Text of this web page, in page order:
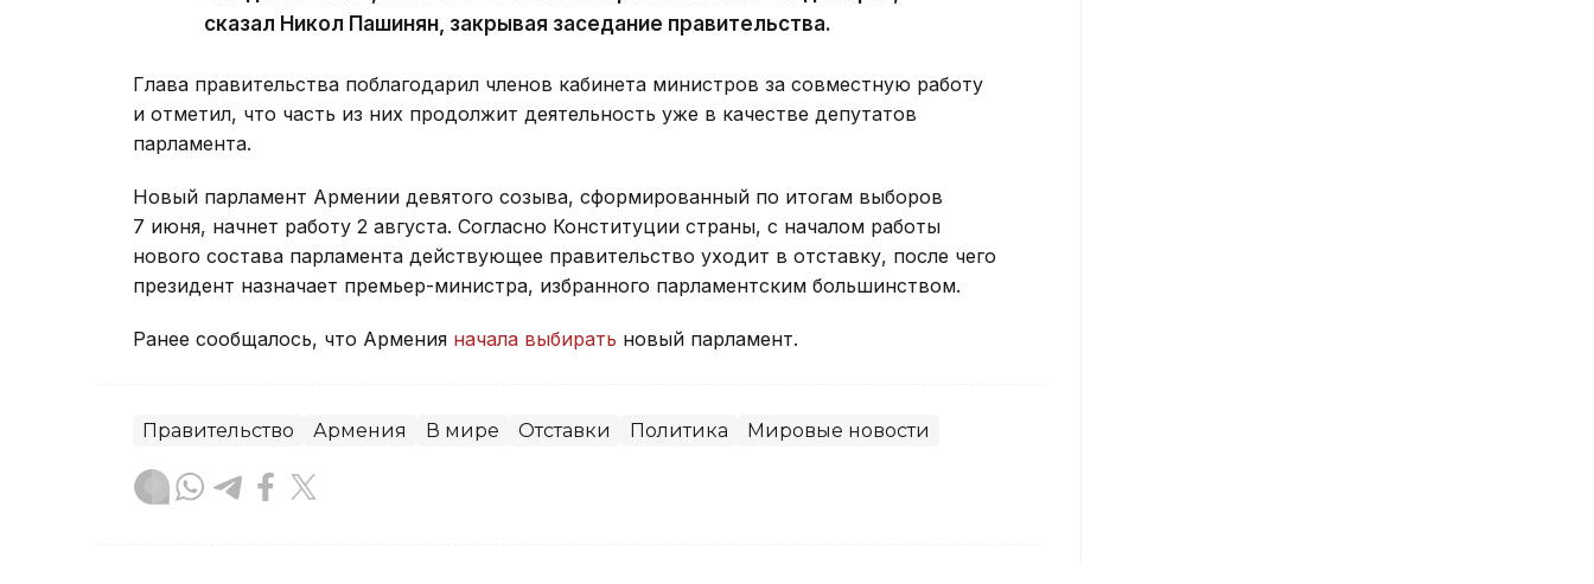
сказал Никол Пашинян, закрывая заседание правительства.
Глава правительства поблагодарил членов кабинета министров за совместную работу
и отметил, что часть из них продолжит деятельность уже в качестве депутатов
парламента.
Новый парламент Армении девятого созыва, сформированный по итогам выборов
7 июня, начнет работу 2 августа. Согласно Конституции страны, с началом работы
нового состава парламента действующее правительство уходит в отставку, после чего
президент назначает премьер-министра, избранного парламентским большинством.
Ранее сообщалось, что Армения начала выбирать новый парламент.
Правительство Армения В мире Отставки Политика Мировые новости